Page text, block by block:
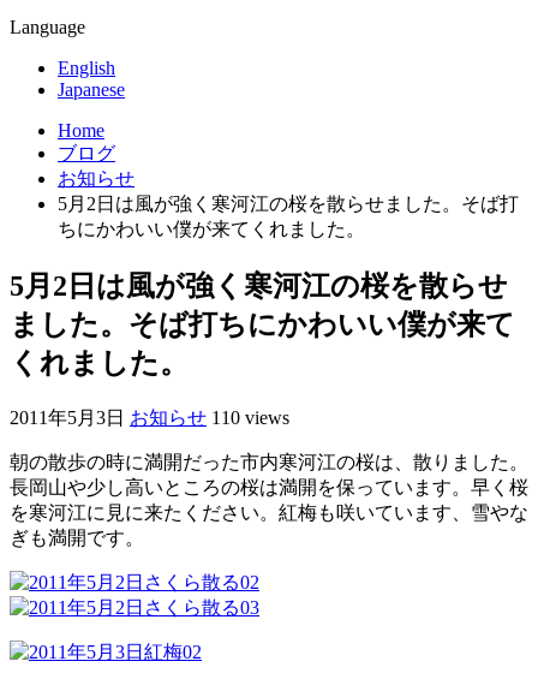
Language
English
Japanese
Home
ブログ
お知らせ
5月2日は風が強く寒河江の桜を散らせました。そば打
ちにかわいい僕が来てくれました。
5月2日は風が強く寒河江の桜を散らせ
ました。そば打ちにかわいい僕が来て
くれました。
2011年5月3日 お知らせ 110 views
朝の散歩の時に満開だった市内寒河江の桜は、散りました。
長岡山や少し高いところの桜は満開を保っています。早く桜
を寒河江に見に来たください。紅梅も咲いています、雪やな
ぎも満開です。